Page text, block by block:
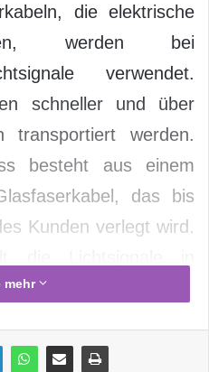
die elektrische
werden bei
verwendet.
schneller und über
transportiert werden.
besteht aus einem
das bis
Kunden verlegt wird.
die dann von den
mehr